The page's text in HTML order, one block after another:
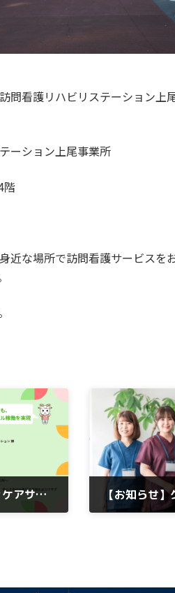
問看護リハビリステーション上
ーション上尾事業所
階
近な場所で訪問看護サービスを
【メディア掲載】いきいきメディケアサポート株式会社様の企業インタビューに掲載されました